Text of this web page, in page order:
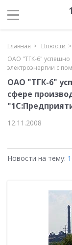
Главная
Новости
ОАО "ТГК-6" успешно
электроэнергии с
ОАО "ТГК-6"
сфере
12.11.2008
Новости на тему: